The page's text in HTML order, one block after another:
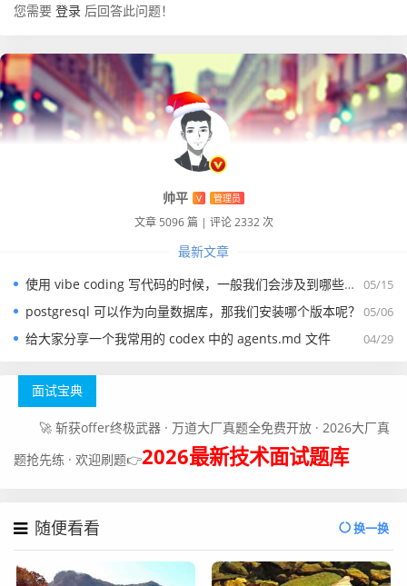
您需要 登录 后回答此问题！
帅平 V 管理员
文章 5096 篇 | 评论 2332 次
最新文章
05/15
使用 vibe coding 写代码的时候，一般我们会涉及到哪些提示词？
05/06
postgresql 可以作为向量数据库，那我们安装哪个版本呢？
04/29
给大家分享一个我常用的 codex 中的 agents.md 文件
面试宝典
🚀 斩获offer终极武器 · 万道大厂真题全免费开放 · 2026大厂真
题抢先练 · 欢迎刷题👉2026最新技术面试题库
随便看看 换一换